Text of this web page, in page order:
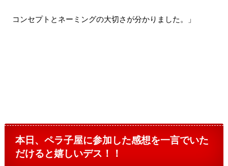
コンセプトとネーミングの大切さが分かりました。」
本日、ペラ子屋に参加した感想を一言でいた
だけると嬉しいデス！！